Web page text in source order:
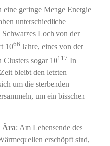
eine geringe Menge Energie
unterschiedliche
Loch von der
1066 Jahre, eines von der
Clusters sogar 10117 In
bleibt den letzten
um die sterbenden
um ein bisschen
Ära: Am Lebensende des
erschöpft sind,